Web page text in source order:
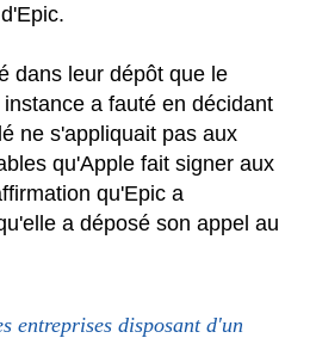
dans leur dépôt que le
a fauté en décidant
ne s'appliquait pas aux
qu'Apple fait signer aux
qu'Epic a
a déposé son appel au
entreprises disposant d'un